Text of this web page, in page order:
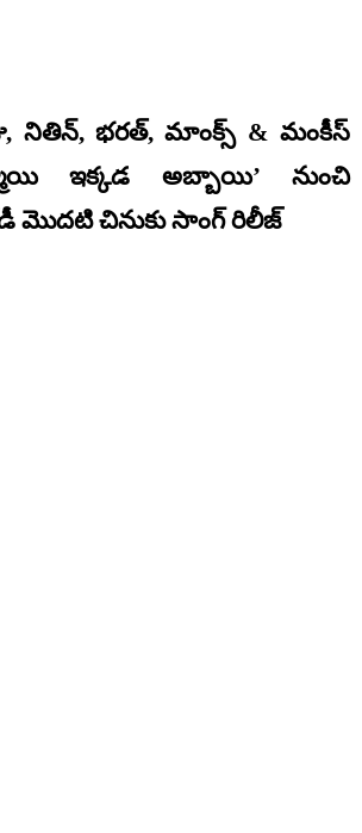
నితిన్, భరత్, మాంక్స్ & మంకీస్
ఇక్కడ అబ్బాయి’ నుంచి
చినుకు సాంగ్ రిలీజ్